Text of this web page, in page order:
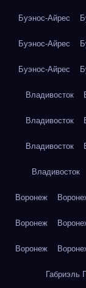
Буэнос-Айрес
Буэнос-Айрес
Буэнос-Айрес
Владивосток
Владивосток
Владивосток
Владивосток
Воронеж
Воронеж
Воронеж
Габриэль